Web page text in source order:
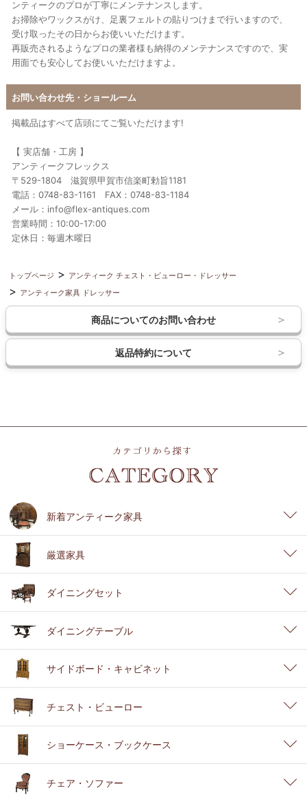
ンティークのプロが丁寧にメンテナンスします。
お掃除やワックスがけ、足裏フェルトの貼りつけまで行いますので、
受け取ったその日からお使いいただけます。
再販売されるようなプロの業者様も納得のメンテナンスですので、実
用面でも安心してお使いいただけますよ。
お問い合わせ先・ショールーム
掲載品はすべて店頭にてご覧いただけます!
【 実店舗・工房 】
アンティークフレックス
〒529-1804 滋賀県甲賀市信楽町勅旨1181
電話：0748-83-1161 FAX：0748-83-1184
メール：info@flex-antiques.com
営業時間：10:00-17:00
定休日：毎週木曜日
トップページ
アンティーク チェスト・ビューロー・ドレッサー
アンティーク家具 ドレッサー
商品についてのお問い合わせ
返品特約について
新着アンティーク家具
厳選家具
ダイニングセット
ダイニングテーブル
サイドボード・キャビネット
チェスト・ビューロー
ショーケース・ブックケース
チェア・ソファー